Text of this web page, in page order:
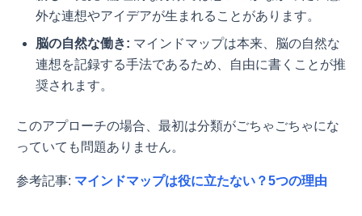
外な連想やアイデアが生まれることがあります。
脳の自然な働き: マインドマップは本来、脳の自然な
連想を記録する手法であるため、自由に書くことが推
奨されます。
このアプローチの場合、最初は分類がごちゃごちゃにな
っていても問題ありません。
参考記事: マインドマップは役に立たない？5つの理由